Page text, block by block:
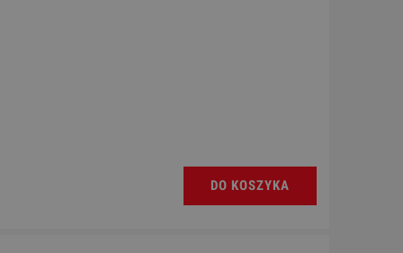
DO KOSZYKA